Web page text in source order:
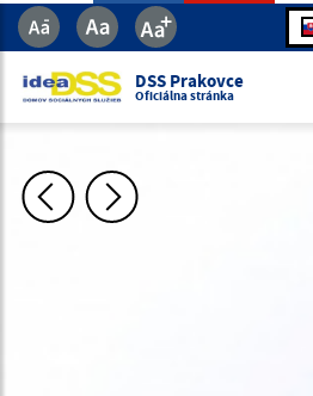
DSS Prakovce
Oficiálna stránka